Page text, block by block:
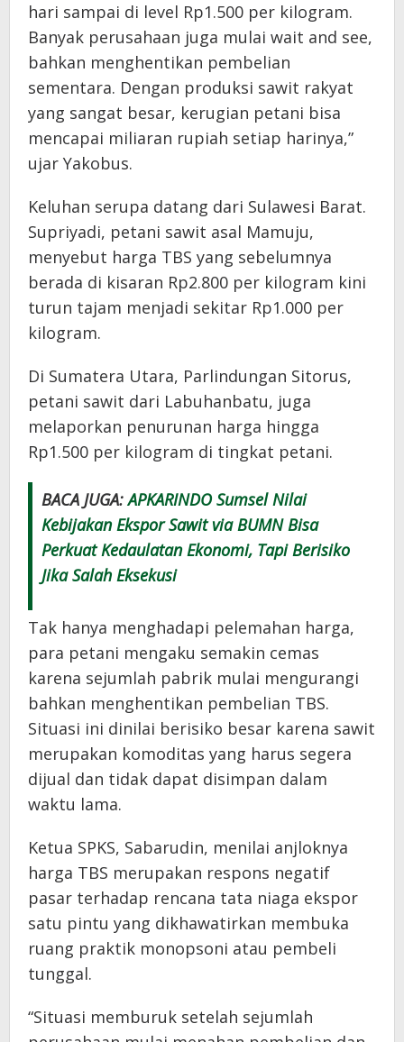
hari sampai di level Rp1.500 per kilogram.
Banyak perusahaan juga mulai wait and see,
bahkan menghentikan pembelian
sementara. Dengan produksi sawit rakyat
yang sangat besar, kerugian petani bisa
mencapai miliaran rupiah setiap harinya,”
ujar Yakobus.
Keluhan serupa datang dari Sulawesi Barat.
Supriyadi, petani sawit asal Mamuju,
menyebut harga TBS yang sebelumnya
berada di kisaran Rp2.800 per kilogram kini
turun tajam menjadi sekitar Rp1.000 per
kilogram.
Di Sumatera Utara, Parlindungan Sitorus,
petani sawit dari Labuhanbatu, juga
melaporkan penurunan harga hingga
Rp1.500 per kilogram di tingkat petani.
BACA JUGA:APKARINDO Sumsel Nilai
Kebijakan Ekspor Sawit via BUMN Bisa
Perkuat Kedaulatan Ekonomi, Tapi Berisiko
Jika Salah Eksekusi
Tak hanya menghadapi pelemahan harga,
para petani mengaku semakin cemas
karena sejumlah pabrik mulai mengurangi
bahkan menghentikan pembelian TBS.
Situasi ini dinilai berisiko besar karena sawit
merupakan komoditas yang harus segera
dijual dan tidak dapat disimpan dalam
waktu lama.
Ketua SPKS, Sabarudin, menilai anjloknya
harga TBS merupakan respons negatif
pasar terhadap rencana tata niaga ekspor
satu pintu yang dikhawatirkan membuka
ruang praktik monopsoni atau pembeli
tunggal.
“Situasi memburuk setelah sejumlah